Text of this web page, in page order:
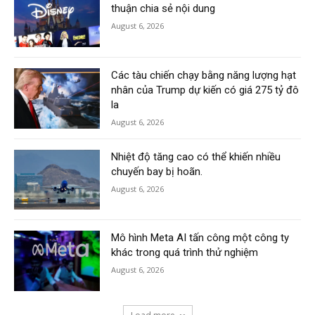
thuận chia sẻ nội dung
August 6, 2026
Các tàu chiến chạy bằng năng lượng hạt
nhân của Trump dự kiến có giá 275 tỷ đô
la
August 6, 2026
Nhiệt độ tăng cao có thể khiến nhiều
chuyến bay bị hoãn.
August 6, 2026
Mô hình Meta AI tấn công một công ty
khác trong quá trình thử nghiệm
August 6, 2026